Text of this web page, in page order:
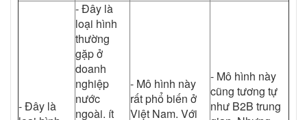
- Đây là
- Đây là
loại hình
thường
gặp ở
doanh
nghiệp
nước
ngoài. ít
- Mô hình này
rất phổ biến ở
Việt Nam. Với
- Mô hình này
cũng tương tự
như B2B trung